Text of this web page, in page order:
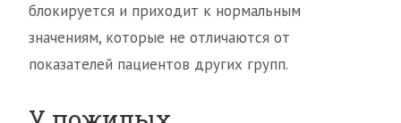
блокируется и приходит к нормальным
значениям, которые не отличаются от
показателей пациентов других групп.